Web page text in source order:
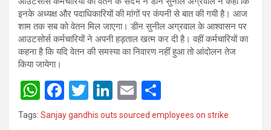
इनके अध्यक्ष और पदाधिकारियों की मांगों पर कंपनी से बात की गयी है। आज
शाम तक सब को वेतन मिल जाएगा। डीन सुनील अग्रवाल के आश्वासन पर
आउटसोर्स कर्मचारियों ने अपनी हड़ताल खत्म कर दी है। वहीं कर्मचारियों का
कहना है कि यदि वेतन की समस्या का निवारण नहीं हुआ तो आंदोलन तेज
किया जायेगा।
W
h
F
a
T
wi
Li
n
E
m h
Tags: Sanjay gandhis outs sourced employees on strike